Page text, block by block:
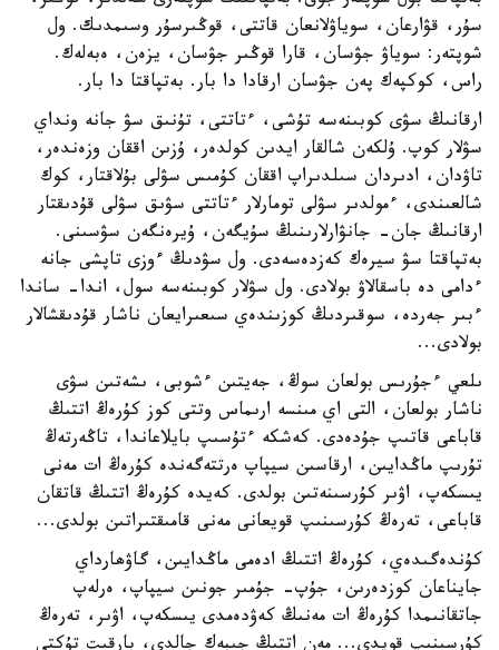
سۇر، قۋارعان، سوياۋلانعان قاتتى، قوڭىرسۇر وسىمدىك. ول
شوپتەر: سوياۋ جۋسان، قارا قوڭىر جۋسان، يزەن، ەبەلەك.
راس، كوكپەك پەن جۋسان ارقادا دا بار. بەتپاقتا دا بار.
ارقانىڭ سۋى كوبىنەسە تۇشى، ءتاتتى، تۇنىق سۋ جانە ونداي
سۋلار كوپ. ۇلكەن شالقار ايدىن كولدەر، ۇزىن اققان وزەندەر،
تاۋدان، ادىردان سىلدىراپ اققان كۇمىس سۋلى بۇلاقتار، كوك
شالعىندى، ءمولدىر سۋلى تومارلار ءتاتتى سۋىق سۋلى قۇدىقتار
ارقانىڭ جان- جانۋارلارىنىڭ سۇيگەن، ۇيرەنگەن سۋسىنى.
بەتپاقتا سۋ سيرەك كەزدەسەدى. ول سۋدىڭ ءوزى تاپشى جانە
ءدامى دە باسقالاۋ بولادى. ول سۋلار كوبىنەسە سول، اندا- ساندا
ءبىر جەردە، سوقىردىڭ كوزىندەي سىعىرايعان ناشار قۇدىقشالار
بولادى...
ىلعي ءجۇرىس بولعان سوڭ، جەيتىن ءشوبى، ىشەتىن سۋى
ناشار بولعان، التى اي مىنسە ارىماس وتتى كوز كۇرەڭ اتتىڭ
قاباعى قاتىپ جۇدەدى. كەشكە ءتۇسىپ بايلاعاندا، تاڭەرتەڭ
تۇرىپ ماڭدايىن، ارقاسىن سيپاپ ەرتتەگەندە كۇرەڭ ات مەنى
يىسكەپ، اۋىر كۇرسىنەتىن بولدى. كەيدە كۇرەڭ اتتىڭ قاتقان
قاباعى، تەرەڭ كۇرسىنىپ قويعانى مەنى قامىقتىراتىن بولدى...
كۇندەگىدەي، كۇرەڭ اتتىڭ ادەمى ماڭدايىن، گاۋھارداي
جايناعان كوزدەرىن، جۇپ- جۇمىر جونىن سيپاپ، ەرلەپ
جاتقانىمدا كۇرەڭ ات مەنىڭ كەۋدەمدى يىسكەپ، اۋىر، تەرەڭ